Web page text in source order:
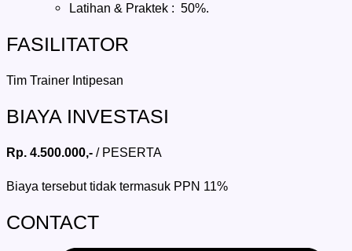
Latihan & Praktek : 50%.
FASILITATOR
Tim Trainer Intipesan
BIAYA INVESTASI
Rp. 4.500.000,- / PESERTA
Biaya tersebut tidak termasuk PPN 11%
CONTACT